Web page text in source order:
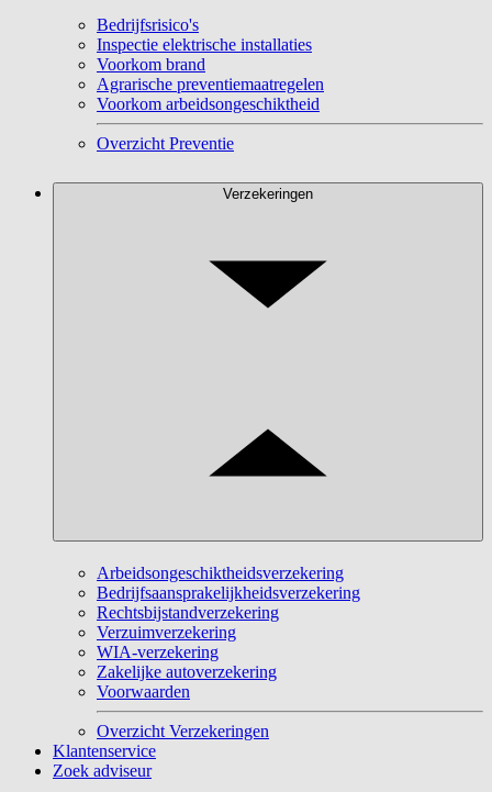
Bedrijfsrisico's
Inspectie elektrische installaties
Voorkom brand
Agrarische preventiemaatregelen
Voorkom arbeidsongeschiktheid
Overzicht Preventie
Verzekeringen
Arbeidsongeschiktheidsverzekering
Bedrijfsaansprakelijkheidsverzekering
Rechtsbijstandverzekering
Verzuimverzekering
WIA-verzekering
Zakelijke autoverzekering
Voorwaarden
Overzicht Verzekeringen
Klantenservice
Zoek adviseur